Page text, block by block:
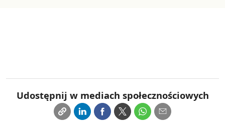
Udostępnij w mediach społecznościowych